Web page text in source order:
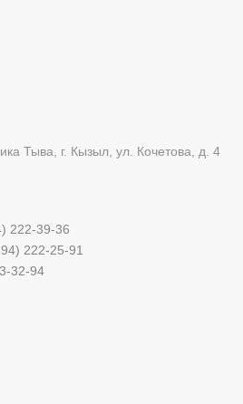
Тыва, г. Кызыл, ул. Кочетова, д. 4
222-39-36
222-25-91
32-94